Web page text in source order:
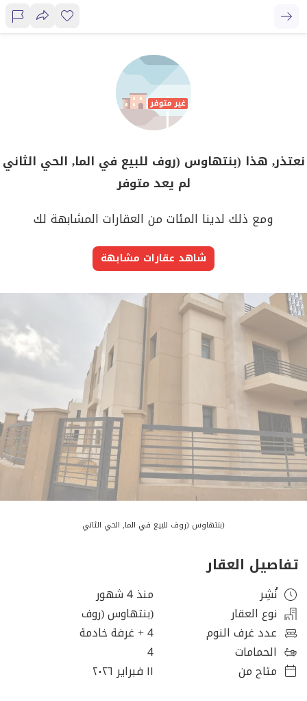
نعتذر, هذا (بنتهاوس (روف للبيع في الما, الحي الثاني
لم يعد متوفر
ومع ذلك لدينا المئات من العقارات المشابهة لك
شاهد عقارات مشابهة
(بنتهاوس (روف للبيع في الما, الحي الثاني
تفاصيل العقار
نُشِر
منذ 4 شهور
نوع العقار
(بنتهاوس (روف
عدد غرف النوم
4+ غرفة خادمة
الحمامات
4
متاح من
١١ فبراير ٢٠٢٦